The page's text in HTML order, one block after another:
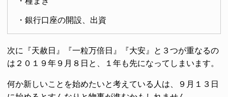
・銀行口座の開設、出資
次に『天赦日』『一粒万倍日』『大安』と３つが重なるの
は２０１９年９月８日と、１年も先になってしまいます。
何か新しいことを始めたいと考えている人は、９月１３日